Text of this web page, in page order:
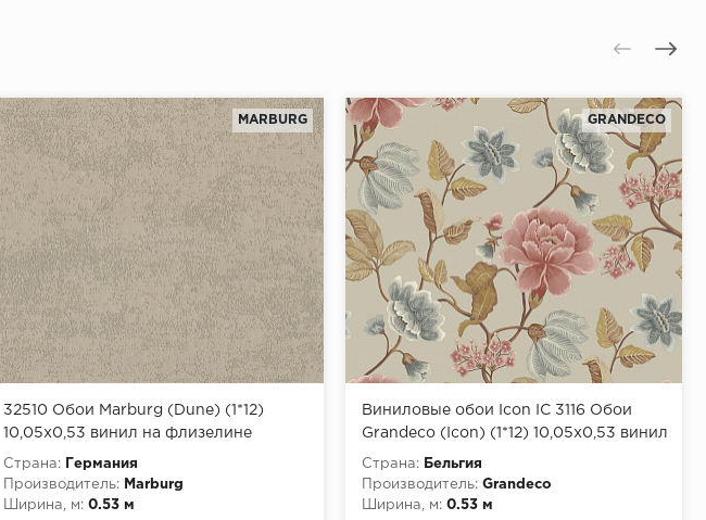
MARBURG
32510 Обои Marburg (Dune) (1*12)
10,05x0,53 винил на флизелине
Страна:
Германия
Производитель:
Marburg
Ширина, м: 0.53 м
GRANDECO
Виниловые обои Icon IC 3116 Обои
Grandeco (Icon) (1*12) 10,05х0,53 винил
на флизелине
Страна:
Бельгия
Производитель: Grandeco
Ширина, м: 0.53 м